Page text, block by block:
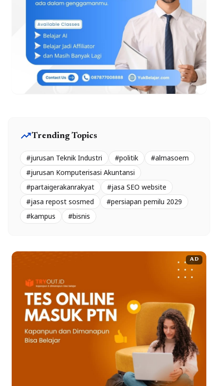
trending_upTrending Topics
#jurusan Teknik Industri #politik
#almasoem
#jurusan Komputerisasi Akuntansi
#partaigerakanrakyat
#jasa SEO website
#jasa repost sosmed
#persiapan pemilu 2029
#kampus
#bisnis
AD